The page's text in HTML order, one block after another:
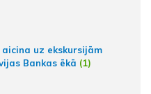
uz ekskursijām
Bankas ēkā (1)